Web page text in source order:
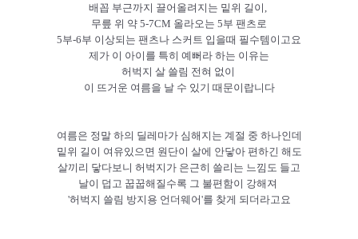
배꼽 부근까지 끌어올려지는 밑위 길이,
무릎 위 약 5-7CM 올라오는 5부 팬츠로
5부-6부 이상되는 팬츠나 스커트 입을때 필수템이고요
제가 이 아이를 특히 예뻐라 하는 이유는
허벅지 살 쓸림 전혀 없이
이 뜨거운 여름을 날 수 있기 때문이랍니다
여름은 정말 하의 딜레마가 심해지는 계절 중 하나인데
밑위 길이 여유있으면 원단이 살에 안닿아 편하긴 해도
살끼리 닿다보니 허벅지가 은근히 쓸리는 느낌도 들고
날이 덥고 꿉꿉해질수록 그 불편함이 강해져
'허벅지 쓸림 방지용 언더웨어'를 찾게 되더라고요